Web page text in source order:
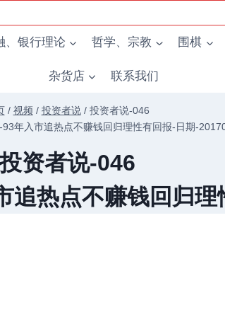
、银行理论 哲学、宗教 围棋
杂货店 联系我们
/ 视频 / 投资者说 / 投资者说-046
年入市追热点不赚钱回归理性有回报-日期-
资者说-046
追热点不赚钱回归